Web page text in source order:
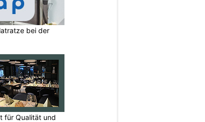
bei der
für Qualität und